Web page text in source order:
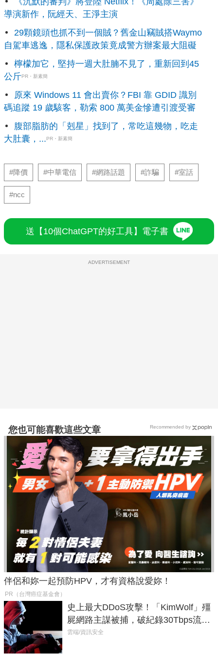
導演新作，阮經天、王淨主演
29顆鏡頭也抓不到一個賊？舊金山竊賊搭Waymo
自駕車逃逸，隱私保護政策竟成警方辦案最大阻礙
檸檬加它，堅持一週大肚腩不見了，重新回到45
公斤PR・新素簡
原來 Windows 11 會出賣你？FBI 靠 GDID 識別
碼追蹤 19 歲駭客，勒索 800 萬美金慘遭引渡受審
腹部脂肪的「剋星」找到了，常吃這幾物，吃走
大肚囊，...PR・新素簡
#降價 #中華電信 #網路話題 #詐騙 #室話
#ncc
送【10個ChatGPT的好工具】電子書
ADVERTISEMENT
您也可能喜歡這些文章
伴侶和妳一起預防HPV，才有資格說愛妳！
PR（台灣癌症基金會）
史上最大DDoS攻擊！「KimWolf」殭
屍網路主謀被捕，破紀錄30Tbps流量
癱瘓全球！
雲端/資訊安全
Recommended by